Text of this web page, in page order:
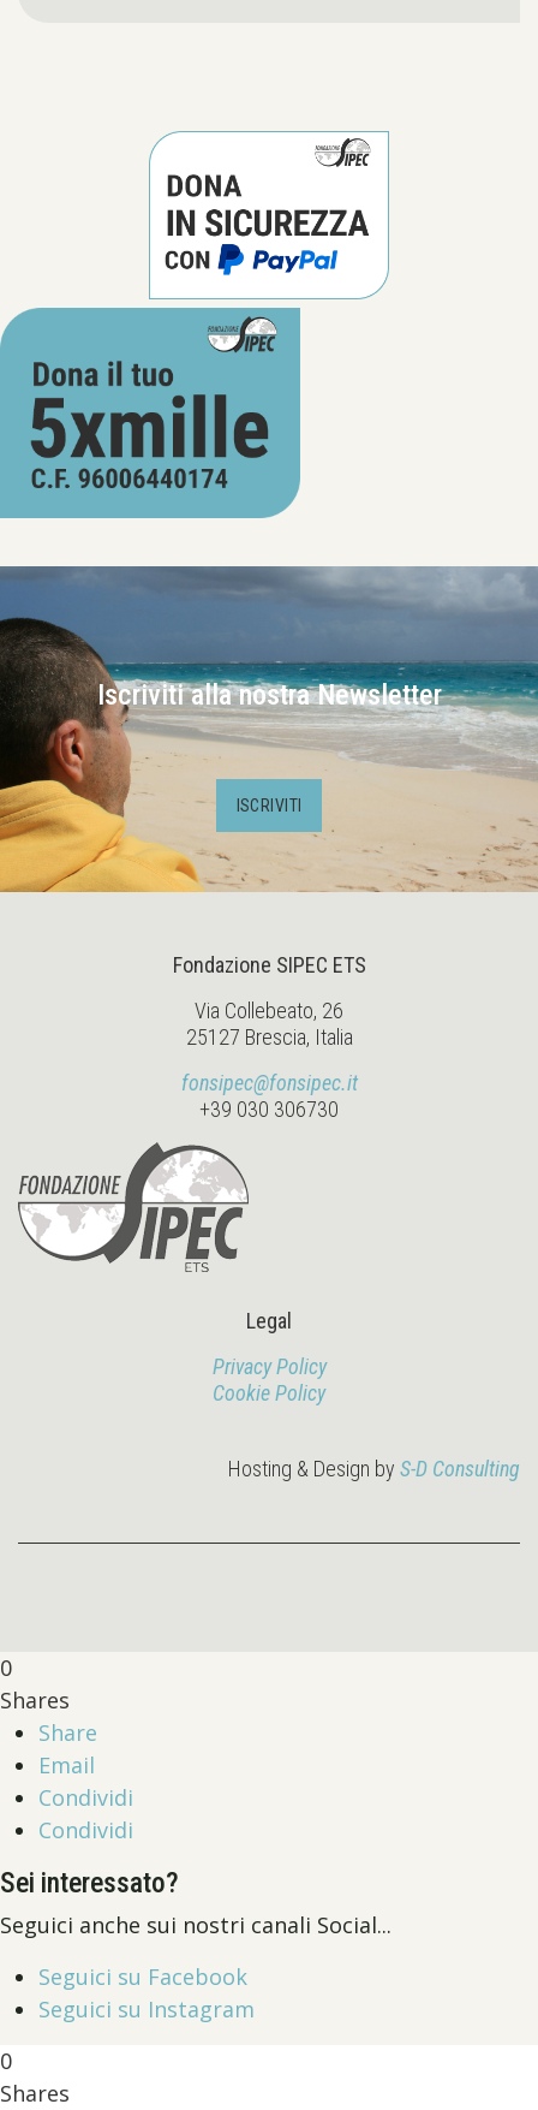
Iscriviti alla nostra Newsletter
ISCRIVITI
Fondazione SIPEC ETS
Via Collebeato, 26
25127 Brescia, Italia
fonsipec@fonsipec.it
+39 030 306730
Legal
Privacy Policy
Cookie Policy
Hosting & Design by S-D Consulting
0
Shares
Share
Email
Condividi
Condividi
Sei interessato?
Seguici anche sui nostri canali Social...
Seguici su Facebook
Seguici su Instagram
0
Shares